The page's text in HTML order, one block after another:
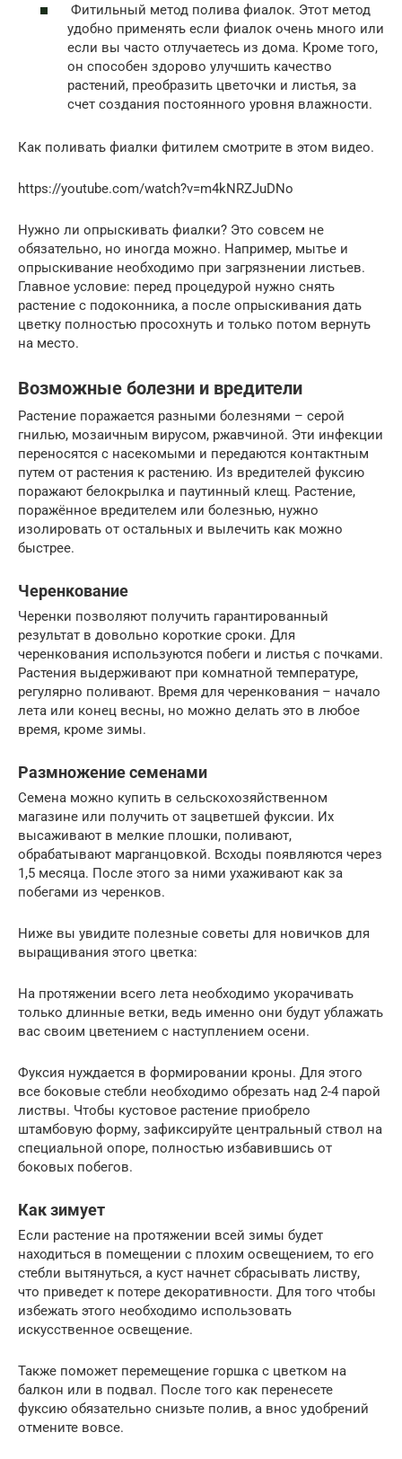
Фитильный метод полива фиалок. Этот метод
удобно применять если фиалок очень много или
если вы часто отлучаетесь из дома. Кроме того,
он способен здорово улучшить качество
растений, преобразить цветочки и листья, за
счет создания постоянного уровня влажности.
Как поливать фиалки фитилем смотрите в этом видео.
https://youtube.com/watch?v=m4kNRZJuDNo
Нужно ли опрыскивать фиалки? Это совсем не
обязательно, но иногда можно. Например, мытье и
опрыскивание необходимо при загрязнении листьев.
Главное условие: перед процедурой нужно снять
растение с подоконника, а после опрыскивания дать
цветку полностью просохнуть и только потом вернуть
на место.
Возможные болезни и вредители
Растение поражается разными болезнями – серой
гнилью, мозаичным вирусом, ржавчиной. Эти инфекции
переносятся с насекомыми и передаются контактным
путем от растения к растению. Из вредителей фуксию
поражают белокрылка и паутинный клещ. Растение,
поражённое вредителем или болезнью, нужно
изолировать от остальных и вылечить как можно
быстрее.
Черенкование
Черенки позволяют получить гарантированный
результат в довольно короткие сроки. Для
черенкования используются побеги и листья с почками.
Растения выдерживают при комнатной температуре,
регулярно поливают. Время для черенкования – начало
лета или конец весны, но можно делать это в любое
время, кроме зимы.
Размножение семенами
Семена можно купить в сельскохозяйственном
магазине или получить от зацветшей фуксии. Их
высаживают в мелкие плошки, поливают,
обрабатывают марганцовкой. Всходы появляются через
1,5 месяца. После этого за ними ухаживают как за
побегами из черенков.
Ниже вы увидите полезные советы для новичков для
выращивания этого цветка:
На протяжении всего лета необходимо укорачивать
только длинные ветки, ведь именно они будут ублажать
вас своим цветением с наступлением осени.
Фуксия нуждается в формировании кроны. Для этого
все боковые стебли необходимо обрезать над 2-4 парой
листвы. Чтобы кустовое растение приобрело
штамбовую форму, зафиксируйте центральный ствол на
специальной опоре, полностью избавившись от
боковых побегов.
Как зимует
Если растение на протяжении всей зимы будет
находиться в помещении с плохим освещением, то его
стебли вытянуться, а куст начнет сбрасывать листву,
что приведет к потере декоративности. Для того чтобы
избежать этого необходимо использовать
искусственное освещение.
Также поможет перемещение горшка с цветком на
балкон или в подвал. После того как перенесете
фуксию обязательно снизьте полив, а внос удобрений
отмените вовсе.